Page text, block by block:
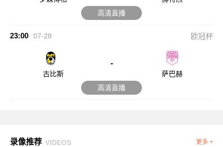
高清直播
23:00 07-28 欧冠杯
古比斯
-
萨巴赫
高清直播
录像推荐 VIDEOS 更多 +